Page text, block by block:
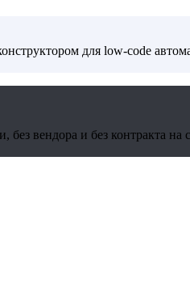
для low-code
вендора и без контракта на